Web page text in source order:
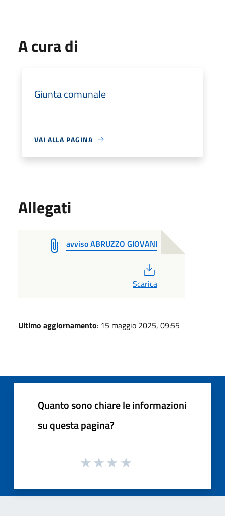
A cura di
Giunta comunale
VAI ALLA PAGINA
Allegati
avviso ABRUZZO GIOVANI
Scarica
Ultimo aggiornamento: 15 maggio 2025, 09:55
Quanto sono chiare le informazioni
su questa pagina?